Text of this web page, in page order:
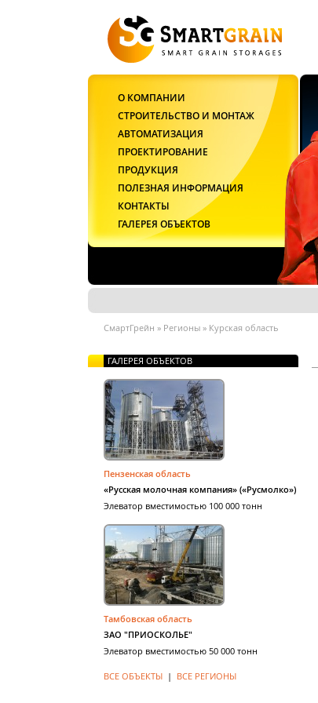
ГАЛЕРЕЯ ОБЪЕКТОВ
Пензенская область
«Русская молочная компания» («Русмолко»)
Элеватор вместимостью 100 000 тонн
Тамбовская область
ЗАО "ПРИОСКОЛЬЕ"
Элеватор вместимостью 50 000 тонн
ВСЕ ОБЪЕКТЫ | ВСЕ РЕГИОНЫ
СмартГрейн » Регионы » Курская область
О КОМПАНИИ
СТРОИТЕЛЬСТВО И МОНТАЖ
АВТОМАТИЗАЦИЯ
ПРОЕКТИРОВАНИЕ
ПРОДУКЦИЯ
ПОЛЕЗНАЯ ИНФОРМАЦИЯ
КОНТАКТЫ
ГАЛЕРЕЯ ОБЪЕКТОВ